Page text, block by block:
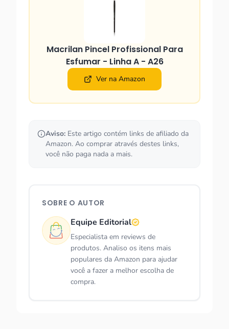
Macrilan Pincel Profissional Para
Esfumar - Linha A - A26
Ver na Amazon
Aviso: Este artigo contém links de afiliado da
Amazon. Ao comprar através destes links,
você não paga nada a mais.
SOBRE O AUTOR
Equipe Editorial
Especialista em reviews de
produtos. Analiso os itens mais
populares da Amazon para ajudar
você a fazer a melhor escolha de
compra.